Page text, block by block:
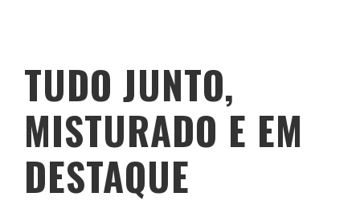
TUDO JUNTO,
MISTURADO E EM
DESTAQUE